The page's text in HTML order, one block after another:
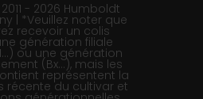
- 2026 Humboldt
| *Veuillez noter que
recevoir un colis
génération filiale
ou une génération
(Bx…), mais les
représentent la
récente du cultivar et